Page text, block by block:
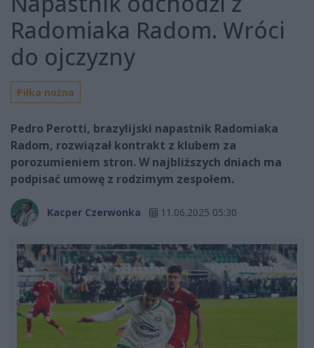
Radomiaka Radom. Wróci
do ojczyzny
Piłka nożna
Pedro Perotti, brazylijski napastnik Radomiaka
Radom, rozwiązał kontrakt z klubem za
porozumieniem stron. W najbliższych dniach ma
podpisać umowę z rodzimym zespołem.
Kacper Czerwonka 11.06.2025 05:30